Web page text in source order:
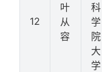
12
叶
从
容
科
学
院
大
学